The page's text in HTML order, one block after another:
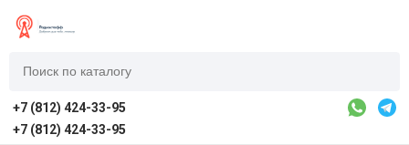
+7 (812) 424-33-95
+7 (812) 424-33-95